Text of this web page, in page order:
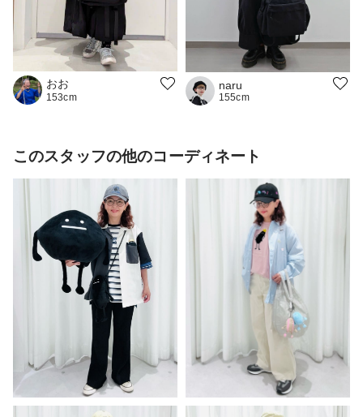
おお
153cm
naru
155cm
このスタッフの他のコーディネート